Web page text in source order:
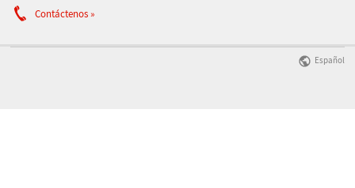
Contáctenos
Español